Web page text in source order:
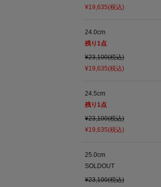
¥19,635(税込)
24.0cm
残り1点
¥23,100(税込)
¥19,635(税込)
24.5cm
残り1点
¥23,100(税込)
¥19,635(税込)
25.0cm
SOLDOUT
¥23,100(税込)